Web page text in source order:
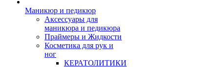
Маникюр и педикюр
Аксессуары для
маникюра и педикюра
Праймеры и Жидкости
Косметика для рук и
ног
КЕРАТОЛИТИКИ